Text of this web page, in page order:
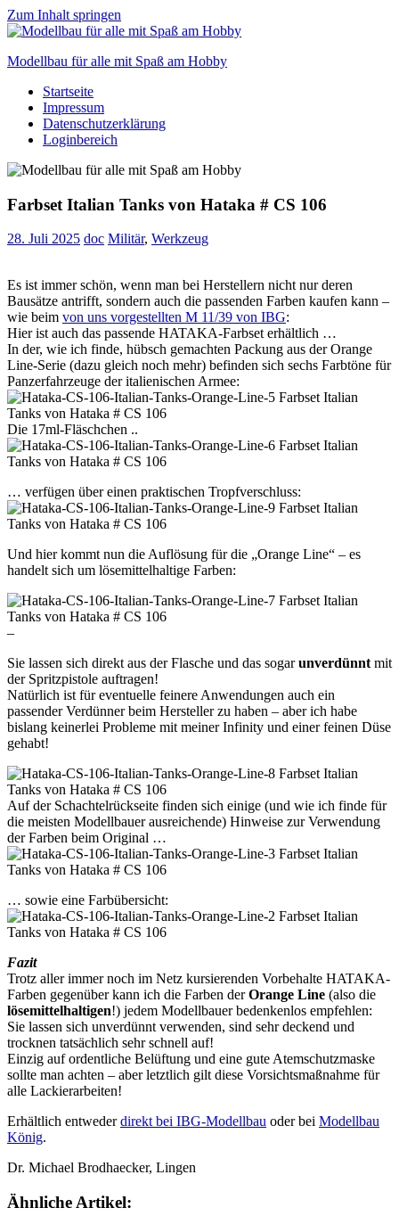
Zum Inhalt springen
Modellbau für alle mit Spaß am Hobby
Scale
modelling
to
Startseite
Impressum
Datenschutzerklärung
Loginbereich
Farbset Italian Tanks von Hataka # CS 106
28. Juli 2025 doc Militär, Werkzeug
Es ist immer schön, wenn man bei Herstellern nicht nur deren
Bausätze antrifft, sondern auch die passenden Farben kaufen kann –
wie beim von uns vorgestellten M 11/39 von IBG:
Hier ist auch das passende HATAKA-Farbset erhältlich …
In der, wie ich finde, hübsch gemachten Packung aus der Orange
Line-Serie (dazu gleich noch mehr) befinden sich sechs Farbtöne für
Panzerfahrzeuge der italienischen Armee:
Die 17ml-Fläschchen ..
… verfügen über einen praktischen Tropfverschluss:
Und hier kommt nun die Auflösung für die „Orange Line“ – es
handelt sich um lösemittelhaltige Farben:
–
Sie lassen sich direkt aus der Flasche und das sogarunverdünntmit
der Spritzpistole auftragen!
Natürlich ist für eventuelle feinere Anwendungen auch ein
passender Verdünner beim Hersteller zu haben – aber ich habe
bislang keinerlei Probleme mit meiner Infinity und einer feinen Düse
gehabt!
Auf der Schachtelrückseite finden sich einige (und wie ich finde für
die meisten Modellbauer ausreichende) Hinweise zur Verwendung
der Farben beim Original …
… sowie eine Farbübersicht:
Fazit
Trotz aller immer noch im Netz kursierenden Vorbehalte HATAKA-
Farben gegenüber kann ich die Farben derOrange Line (also die
lösemittelhaltigen!) jedem Modellbauer bedenkenlos empfehlen:
Sie lassen sich unverdünnt verwenden, sind sehr deckend und
trocknen tatsächlich sehr schnell auf!
Einzig auf ordentliche Belüftung und eine gute Atemschutzmaske
sollte man achten – aber letztlich gilt diese Vorsichtsmaßnahme für
alle Lackierarbeiten!
Erhältlich entwederdirekt bei IBG-Modellbau oder bei Modellbau
König.
Dr. Michael Brodhaecker, Lingen
Ähnliche Artikel: